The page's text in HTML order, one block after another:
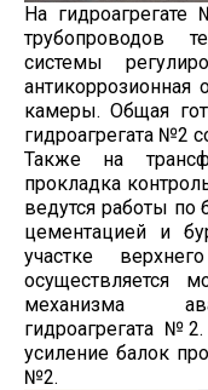
На
трубопроводов
системы
антикоррозионная
камеры. Общая
гидроагрегата №2
Также на
прокладка
ведутся работы
цементацией и
участке
осуществляется
механизма
гидроагрегата
усиление балок
№2.